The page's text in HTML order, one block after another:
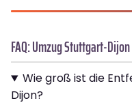
FAQ: Umzug Stuttgart-Dijon
Wie groß ist die
Dijon?